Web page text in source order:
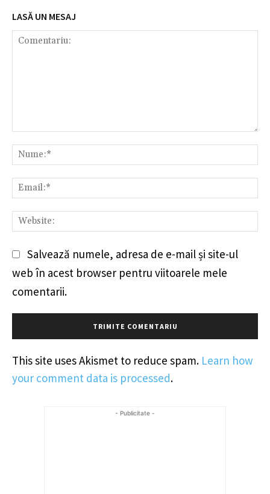
LASĂ UN MESAJ
Salvează numele, adresa de e-mail și site-ul
web în acest browser pentru viitoarele mele
comentarii.
This site uses Akismet to reduce spam. Learn how
your comment data is processed.
- Publicitate -